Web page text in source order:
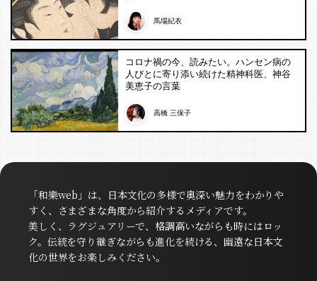
馬場紀衣
コロナ禍の今、読みたい。ハンセン病の
人びとに寄り添い続けた精神科医、神谷
美恵子の言葉
高橋 三保子
「和樂web」は、日本文化の多様で奥深い魅力をわかりや
すく、さまざまな角度から紹介するメディアです。
美しく、ラグジュアリーで、格調高いながらも時にはロッ
ク。伝統を守り継ぎながらも進化を続ける、幽遠な日本文
化の世界をお楽しみください。